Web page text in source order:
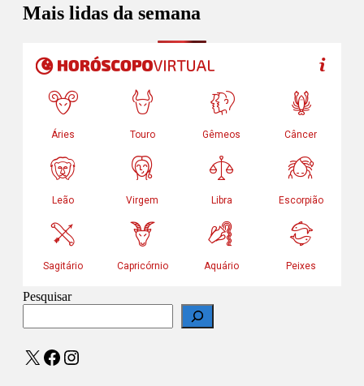
Mais lidas da semana
Pesquisar
X Facebook
Instagram